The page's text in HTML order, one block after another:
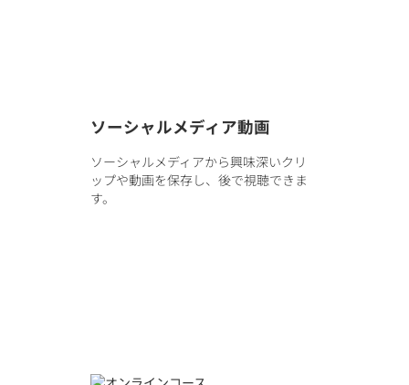
ソーシャルメディア動画
ソーシャルメディアから興味深いクリ
ップや動画を保存し、後で視聴できま
す。